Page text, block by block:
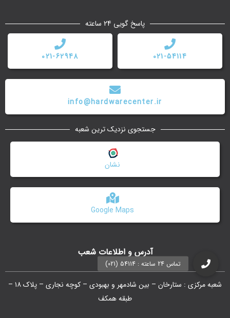
آدرس و اطلاعات شعب
شعبه مرکزی : ستارخان – بین شادمهر و بهبودی – کوچه نجاری – پلاک ۱۸ –
طبقه همکف
پاسخ گویی 24 ساعته
021-54114
021-62948
info@hardwarecenter.ir
جستجوی نزدیک ترین شعبه
Google Maps
نشان